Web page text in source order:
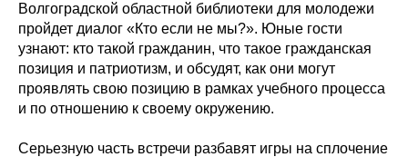
Волгоградской областной библиотеки для молодежи
пройдет диалог «Кто если не мы?». Юные гости
узнают: кто такой гражданин, что такое гражданская
позиция и патриотизм, и обсудят, как они могут
проявлять свою позицию в рамках учебного процесса
и по отношению к своему окружению.
Серьезную часть встречи разбавят игры на сплочение